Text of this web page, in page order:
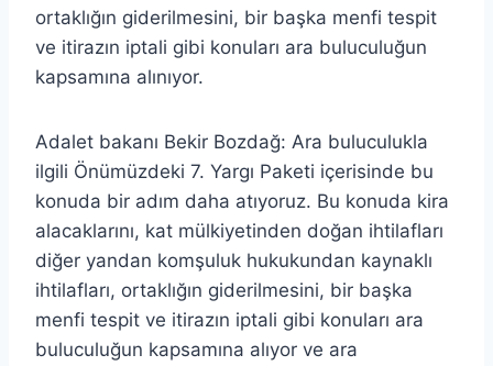
ortaklığın giderilmesini, bir başka menfi tespit
ve itirazın iptali gibi konuları ara buluculuğun
kapsamına alınıyor.
Adalet bakanı Bekir Bozdağ: Ara buluculukla
ilgili Önümüzdeki 7. Yargı Paketi içerisinde bu
konuda bir adım daha atıyoruz. Bu konuda kira
alacaklarını, kat mülkiyetinden doğan ihtilafları
diğer yandan komşuluk hukukundan kaynaklı
ihtilafları, ortaklığın giderilmesini, bir başka
menfi tespit ve itirazın iptali gibi konuları ara
buluculuğun kapsamına alıyor ve ara